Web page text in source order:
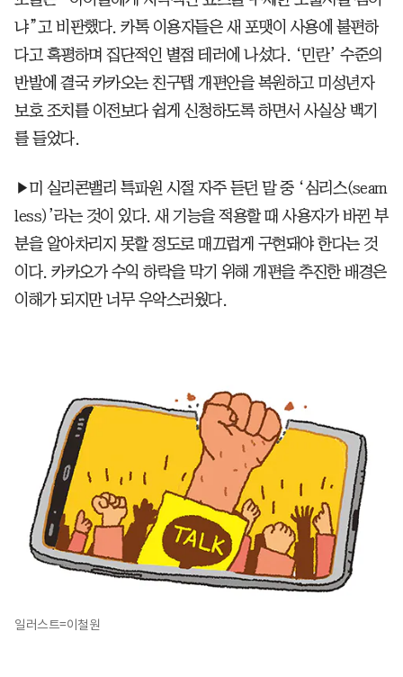
냐”고 비판했다. 카톡 이용자들은 새 포맷이 사용에 불편하
다고 혹평하며 집단적인 별점 테러에 나섰다. ‘민란’ 수준의
반발에 결국 카카오는 친구탭 개편안을 복원하고 미성년자
보호 조치를 이전보다 쉽게 신청하도록 하면서 사실상 백기
를 들었다.
▶미 실리콘밸리 특파원 시절 자주 듣던 말 중 ‘심리스(seam
less)’라는 것이 있다. 새 기능을 적용할 때 사용자가 바뀐 부
분을 알아차리지 못할 정도로 매끄럽게 구현돼야 한다는 것
이다. 카카오가 수익 하락을 막기 위해 개편을 추진한 배경은
이해가 되지만 너무 우악스러웠다.
일러스트=이철원